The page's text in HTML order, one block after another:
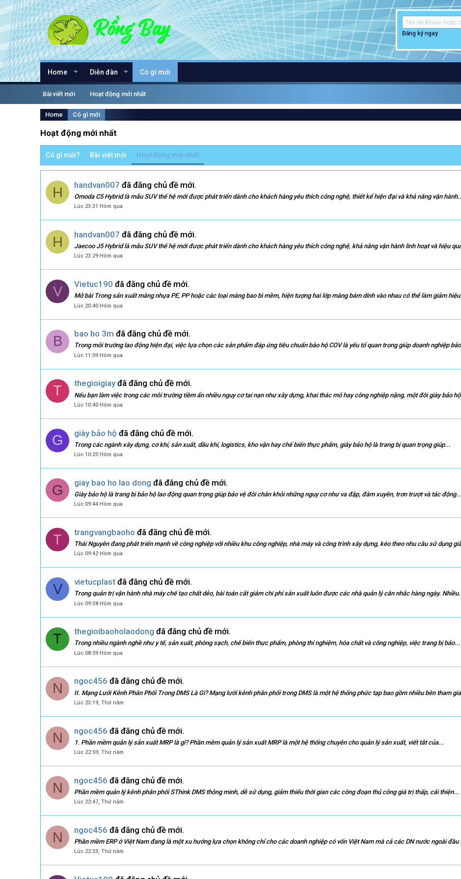
Đăng ký ngay
Home Diễn đàn Có gì mới
Bài viết mới Hoạt động mới nhất
Home Có gì mới
Hoạt động mới nhất
Có gì mới? Bài viết mới Hoạt động mới nhất
H handvan007 đã đăng chủ đề mới.
Omoda C5 Hybrid là mẫu SUV thế hệ mới được phát triển dành cho khách hàng yêu thích công nghệ, thiết kế hiện đại và khả năng vận
Lúc 23:31 Hôm qua
H handvan007 đã đăng chủ đề mới.
Jaecoo J5 Hybrid là mẫu SUV thế hệ mới được phát triển dành cho khách hàng yêu thích công nghệ, khả năng vận hành linh hoạt và hiệu
Lúc 23:29 Hôm qua
V Vietuc190 đã đăng chủ đề mới.
Mở bài Trong sản xuất màng nhựa PE, PP hoặc các loại màng bao bì mềm, hiện tượng hai lớp màng bám dính vào nhau có thể làm giảm
Lúc 20:40 Hôm qua
B bao ho 3m đã đăng chủ đề mới.
Trong môi trường lao động hiện đại, việc lựa chọn các sản phẩm đáp ứng tiêu chuẩn bảo hộ COV là yếu tố quan trọng giúp doanh nghiệp
Lúc 11:09 Hôm qua
T thegioigiayđã đăng chủ đề mới.
Nếu bạn làm việc trong các môi trường tiềm ẩn nhiều nguy cơ tai nạn như xây dựng, khai thác mỏ hay công nghiệp nặng, một đôi giày bảo
Lúc 10:40 Hôm qua
G giày bảo hộ đã đăng chủ đề mới.
Trong các ngành xây dựng, cơ khí, sản xuất, dầu khí, logistics, kho vận hay chế biến thực phẩm, giày bảo hộ là trang bị quan trọng giúp...
Lúc 10:25 Hôm qua
G giay bao ho lao dong đã đăng chủ đề mới.
Giày bảo hộ là trang bị bảo hộ lao động quan trọng giúp bảo vệ đôi chân khỏi những nguy cơ như va đập, đâm xuyên, trơn trượt và tác động...
Lúc 09:44 Hôm qua
T trangvangbaoho đã đăng chủ đề mới.
Thái Nguyên đang phát triển mạnh về công nghiệp với nhiều khu công nghiệp, nhà máy và công trình xây dựng, kéo theo nhu cầu sử dụng
Lúc 09:42 Hôm qua
V vietucplast đã đăng chủ đề mới.
Trong quản trị vận hành nhà máy chế tạo chất dẻo, bài toán cắt giảm chi phí sản xuất luôn được các nhà quản lý cân nhắc hàng ngày.
Lúc 09:38 Hôm qua
T thegioibaoholaodong đã đăng chủ đề mới.
Trong nhiều ngành nghề như y tế, sản xuất, phòng sạch, chế biến thực phẩm, phòng thí nghiệm, hóa chất và công nghiệp, việc trang bị bảo...
Lúc 08:59 Hôm qua
N ngoc456 đã đăng chủ đề mới.
II. Mạng Lưới Kênh Phân Phối Trong DMS Là Gì? Mạng lưới kênh phân phối trong DMS là một hệ thống phức tạp bao gồm nhiều bên tham
Lúc 23:19, Thứ năm
N ngoc456 đã đăng chủ đề mới.
1. Phần mềm quản lý sản xuất MRP là gì? Phần mềm quản lý sản xuất MRP là một hệ thống chuyên cho quản lý sản xuất, viết tắt của...
Lúc 22:59, Thứ năm
N ngoc456 đã đăng chủ đề mới.
Phần mềm quản lý kênh phân phối SThink DMS thông minh, dễ sử dụng, giảm thiểu thời gian các công đoạn thủ công giá trị thấp, cải thiện...
Lúc 22:47, Thứ năm
N ngoc456 đã đăng chủ đề mới.
Phần mềm ERP ở Việt Nam đang là một xu hướng lựa chọn không chỉ cho các doanh nghiệp có vốn Việt Nam mà cả các DN nước ngoài đầu
Lúc 22:33, Thứ năm